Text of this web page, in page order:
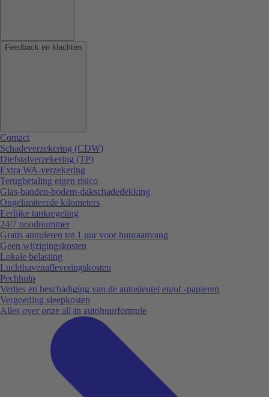
Feedback en klachten
Contact
Schadeverzekering (CDW)
Diefstalverzekering (TP)
Extra WA-verzekering
Terugbetaling eigen risico
Glas-banden-bodem-dakschadedekking
Ongelimiteerde kilometers
Eerlijke tankregeling
24/7 noodnummer
Gratis annuleren tot 1 uur voor huuraanvang
Geen wijzigingskosten
Lokale belasting
Luchthavenafleveringskosten
Pechhulp
Verlies en beschadiging van de autosleutel en/of -papieren
Vergoeding sleepkosten
Alles over onze all-in autohuurformule